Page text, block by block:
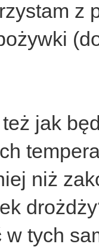
z
jak
niż
tych